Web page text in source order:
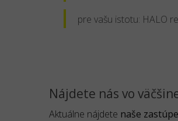
pre vašu istotu: HALO
Nájdete nás vo
Aktuálne nájdete naše